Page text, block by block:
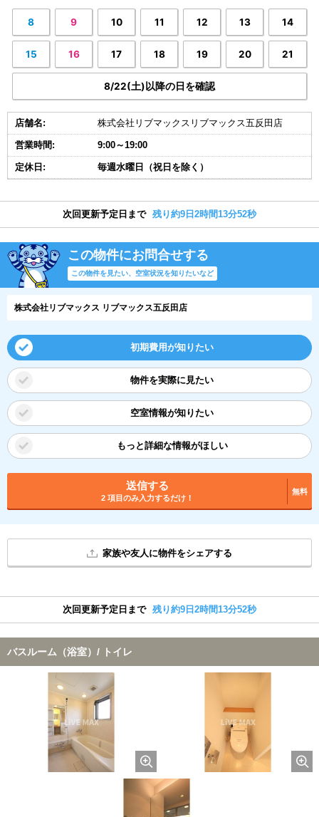
8 9 10 11 12 13 14
15 16 17 18 19 20 21
8/22(土)以降の日を確認
店舗名: 株式会社リブマックスリブマックス五反田店
営業時間: 9:00～19:00
定休日: 毎週水曜日（祝日を除く）
次回更新予定日まで 残り約9日2時間13分52秒
この物件にお問合せする
この物件を見たい、空室状況を知りたいなど
株式会社リブマックス リブマックス五反田店
初期費用が知りたい
物件を実際に見たい
空室情報が知りたい
もっと詳細な情報がほしい
送信する
2 項目のみ入力するだけ！
無料
家族や友人に物件をシェアする
次回更新予定日まで 残り約9日2時間13分52秒
バスルーム（浴室）/ トイレ